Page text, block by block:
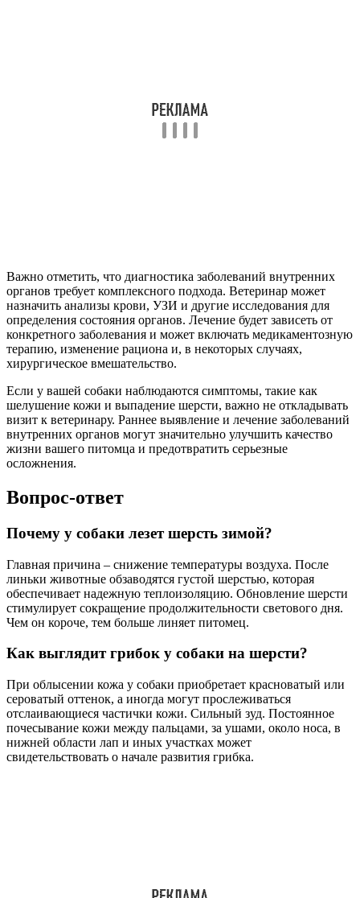
Важно отметить, что диагностика заболеваний внутренних
органов требует комплексного подхода. Ветеринар может
назначить анализы крови, УЗИ и другие исследования для
определения состояния органов. Лечение будет зависеть от
конкретного заболевания и может включать медикаментозную
терапию, изменение рациона и, в некоторых случаях,
хирургическое вмешательство.
Если у вашей собаки наблюдаются симптомы, такие как
шелушение кожи и выпадение шерсти, важно не откладывать
визит к ветеринару. Раннее выявление и лечение заболеваний
внутренних органов могут значительно улучшить качество
жизни вашего питомца и предотвратить серьезные
осложнения.
Вопрос-ответ
Почему у собаки лезет шерсть зимой?
Главная причина – снижение температуры воздуха. После
линьки животные обзаводятся густой шерстью, которая
обеспечивает надежную теплоизоляцию. Обновление шерсти
стимулирует сокращение продолжительности светового дня.
Чем он короче, тем больше линяет питомец.
Как выглядит грибок у собаки на шерсти?
При облысении кожа у собаки приобретает красноватый или
сероватый оттенок, а иногда могут прослеживаться
отслаивающиеся частички кожи. Сильный зуд. Постоянное
почесывание кожи между пальцами, за ушами, около носа, в
нижней области лап и иных участках может
свидетельствовать о начале развития грибка.